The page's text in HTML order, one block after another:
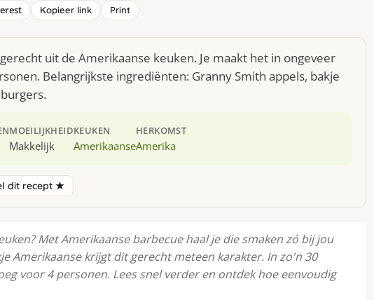
Kopieer link Print
uit de Amerikaanse keuken. Je maakt het in ongeveer
Belangrijkste ingrediënten: Granny Smith appels, bakje
MOEILIJKHEID
Makkelijk
KEUKEN
Amerikaanse
HERKOMST
Amerika
dit recept ★
Met Amerikaanse barbecue haal je die smaken zó bij jou
Amerikaanse krijgt dit gerecht meteen karakter. In zo'n 30
voor 4 personen. Lees snel verder en ontdek hoe eenvoudig